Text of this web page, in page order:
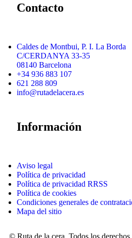
Contacto
Caldes de Montbui, P. I. La Borda
C/CERDANYA 33-35
08140 Barcelona
+34 936 883 107
621 288 809
info@rutadelacera.es
Información
Aviso legal
Política de privacidad
Política de privacidad RRSS
Política de cookies
Condiciones generales de
Mapa del sitio
© Ruta de la cera. Todos los derechos